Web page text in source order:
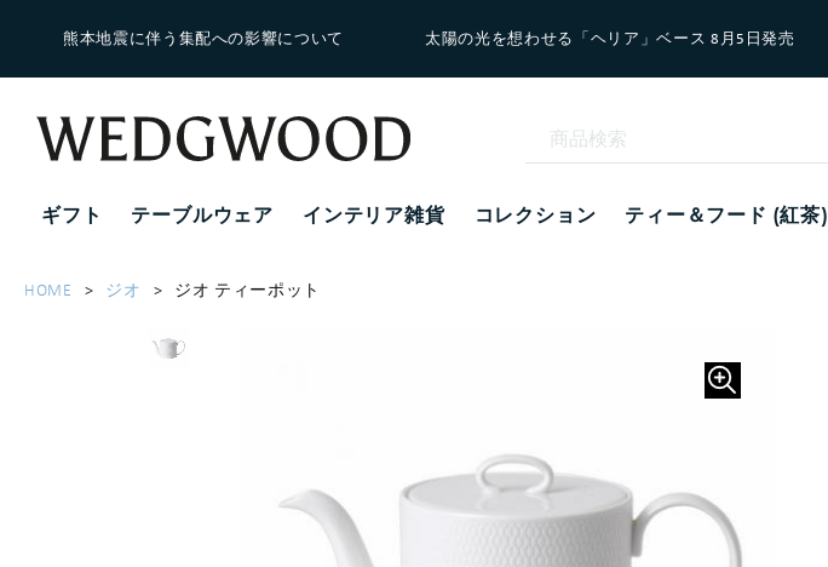
熊本地震に伴う集配への影響について 太陽の光を想わせる「ヘリア」ベース 8月5日発売
ギフト テーブルウェア インテリア雑貨 コレクション ティー＆フード (紅茶)
HOME ジオ ジオ ティーポット